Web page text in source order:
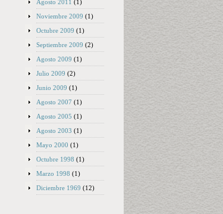
Agosto 2011 (1)
Noviembre 2009 (1)
Octubre 2009 (1)
Septiembre 2009 (2)
Agosto 2009 (1)
Julio 2009 (2)
Junio 2009 (1)
Agosto 2007 (1)
Agosto 2005 (1)
Agosto 2003 (1)
Mayo 2000 (1)
Octubre 1998 (1)
Marzo 1998 (1)
Diciembre 1969 (12)